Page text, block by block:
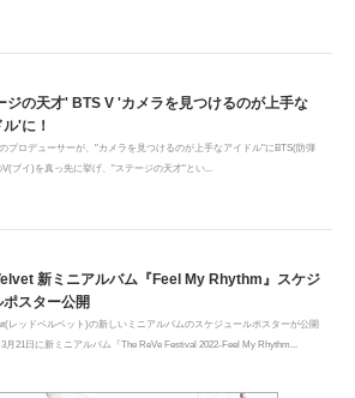
ジの天才' BTS V 'カメラを見つけるのが上手な
'に！
プロデューサーが、"カメラを見つけるのが上手なアイドル"にBTS(防弾
V(ブイ)を真っ先に挙げ、"ステージの天才"とい...
新ミニアルバム『Feel My Rhythm』スケジ
ポスター公開
レッドベルベット)の新しいミニアルバムのスケジュールポスターが公開
月21日に新ミニアルバム『The ReVe Festival 2022‐Feel My Rhythm...